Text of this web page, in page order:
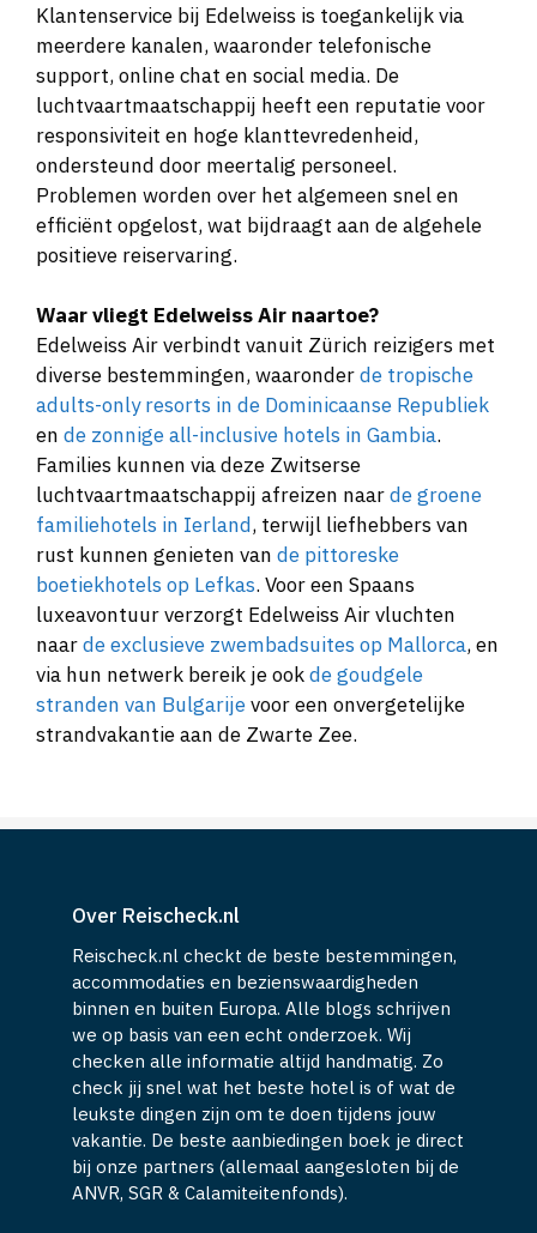
Klantenservice bij Edelweiss is toegankelijk via
meerdere kanalen, waaronder telefonische
support, online chat en social media. De
luchtvaartmaatschappij heeft een reputatie voor
responsiviteit en hoge klanttevredenheid,
ondersteund door meertalig personeel.
Problemen worden over het algemeen snel en
efficiënt opgelost, wat bijdraagt aan de algehele
positieve reiservaring.
Waar vliegt Edelweiss Air naartoe?
Edelweiss Air verbindt vanuit Zürich reizigers met
diverse bestemmingen, waaronderde tropische
adults-only resorts in de Dominicaanse Republiek
en de zonnige all-inclusive hotels in Gambia.
Families kunnen via deze Zwitserse
luchtvaartmaatschappij afreizen naarde groene
familiehotels in Ierland, terwijl liefhebbers van
rust kunnen genieten van de pittoreske
boetiekhotels op Lefkas. Voor een Spaans
luxeavontuur verzorgt Edelweiss Air vluchten
naarde exclusieve zwembadsuites op Mallorca, en
via hun netwerk bereik je ookde goudgele
stranden van Bulgarijevoor een onvergetelijke
strandvakantie aan de Zwarte Zee.
Over Reischeck.nl
Reischeck.nl checkt de beste bestemmingen,
accommodaties en bezienswaardigheden
binnen en buiten Europa. Alle blogs schrijven
we op basis van een echt onderzoek. Wij
checken alle informatie altijd handmatig. Zo
check jij snel wat het beste hotel is of wat de
leukste dingen zijn om te doen tijdens jouw
vakantie. De beste aanbiedingen boek je direct
bij onze partners (allemaal aangesloten bij de
ANVR, SGR & Calamiteitenfonds).